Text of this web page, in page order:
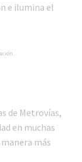
e ilumina el
de Metrovías,
en muchas
más